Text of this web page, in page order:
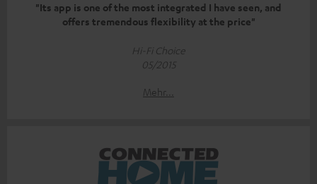
"Its app is one of the most integrated I have seen, and
offers tremendous flexibility at the price"
Hi-Fi Choice
05/2015
Mehr...